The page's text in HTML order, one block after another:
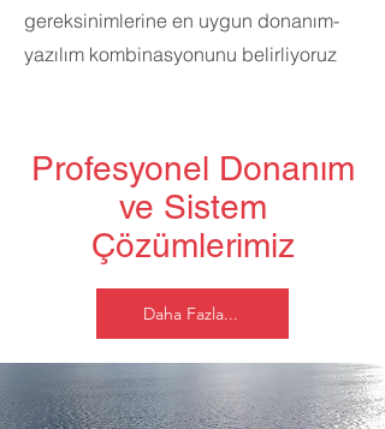
gereksinimlerine en uygun donanım-
yazılım kombinasyonunu belirliyoruz
Profesyonel Donanım
ve Sistem
Çözümlerimiz
Daha Fazla...